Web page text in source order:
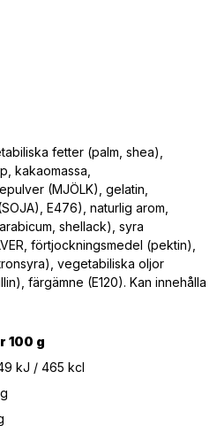
fetter (palm, shea),
kakaomassa,
(MJÖLK), gelatin,
E476), naturlig arom,
shellack), syra
förtjockningsmedel (pektin),
vegetabiliska oljor
färgämne (E120). Kan innehålla
100 g
kJ / 465 kcl